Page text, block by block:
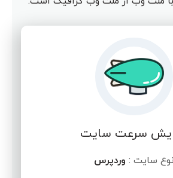
سرعت سایت
نوع سایت : وردپرس